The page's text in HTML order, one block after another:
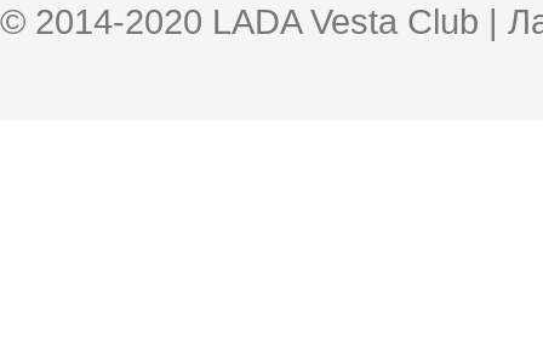
© 2014-2020 LADA Vesta Club |